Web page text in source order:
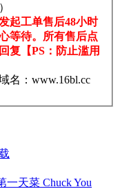
起工单售后48小时
等待。所有售后点
复【PS：防止滥用
名：www.16bl.cc
一天菜 Chuck You